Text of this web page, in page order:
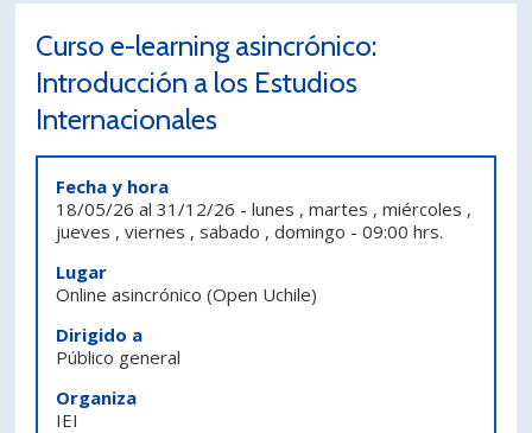
INVESTIGACIÓN
EXTENSIÓN
PUBLICACIONES
BIBLIOTECA
PORTUGUÊS
Postulantes
Estudiantes
Curso e-learning asincrónico:
Introducción a los Estudios
Internacionales
Fecha y hora
18/05/26 al31/12/26 -lunes , martes , miércoles ,
jueves , viernes , sabado , domingo -09:00 hrs.
Lugar
Online asincrónico (Open Uchile)
Dirigido a
Público general
Organiza
IEI